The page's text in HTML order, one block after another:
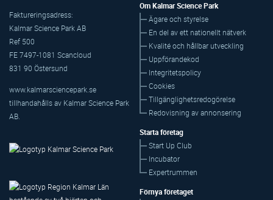
Faktureringsadress:
Kalmar Science Park AB
Ref 500
FE 7497-1081 Scancloud
831 90 Östersund
www.kalmarsciencepark.se
tillhandahålls av Kalmar Science Park
AB.
Om Kalmar Science Park
Ägare och styrelse
En del av ett nationellt nätverk
Kvalité och hållbar utveckling
Uppförandekod
Integritetspolicy
Cookies
Tillgänglighetsredogörelse
Redovisning av annonsering
Starta företag
Start Up Club
Incubator
Expertrummen
Förnya företaget